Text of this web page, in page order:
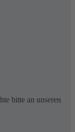
bitte an unseren